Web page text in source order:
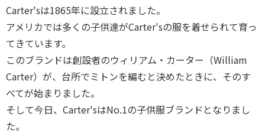
Carter'sは1865年に設立されました。
アメリカでは多くの子供達がCarter'sの服を着せられて育っ
てきています。
このブランドは創設者のウィリアム・カーター（William
Carter）が、台所でミトンを編むと決めたときに、そのす
べてが始まりました。
そして今日、Carter'sはNo.1の子供服ブランドとなりまし
た。